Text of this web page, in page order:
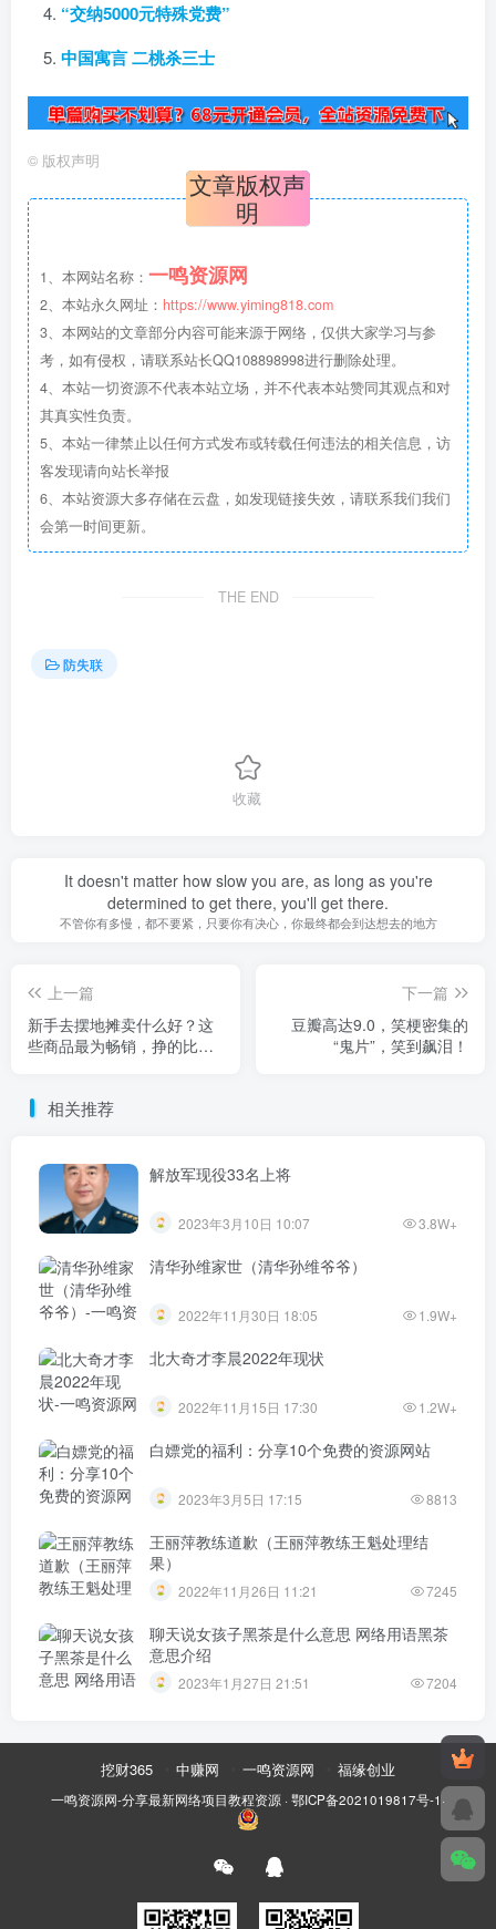
“交纳5000元特殊党费”
中国寓言 二桃杀三士
© 版权声明
文章版权声
明
1、本网站名称： 一鸣资源网
2、本站永久网址： https://www.yiming818.com
3、本网站的文章部分内容可能来源于网络，仅供大家学习与参
考，如有侵权，请联系站长QQ108898998进行删除处理。
4、本站一切资源不代表本站立场，并不代表本站赞同其观点和对
其真实性负责。
5、本站一律禁止以任何方式发布或转载任何违法的相关信息，访
客发现请向站长举报
6、本站资源大多存储在云盘，如发现链接失效，请联系我们我们
会第一时间更新。
THE END
防失联
收藏
It doesn't matter how slow you are, as long as you're
determined to get there, you'll get there.
不管你有多慢，都不要紧，只要你有决心，你最终都会到达想去的地方
上一篇
新手去摆地摊卖什么好？这
些商品最为畅销，挣的比上
下一篇
豆瓣高达9.0，笑梗密集的
“鬼片”，笑到飙泪！
相关推荐
解放军现役33名上将
2023年3月10日 10:07 3.8W+
清华孙维家世（清华孙维爷爷）
2022年11月30日 18:05 1.9W+
北大奇才李晨2022年现状
2022年11月15日 17:30 1.2W+
白嫖党的福利：分享10个免费的资源网站
2023年3月5日 17:15 8813
王丽萍教练道歉（王丽萍教练王魁处理结
果）
2022年11月26日 11:21 7245
聊天说女孩子黑茶是什么意思 网络用语黑茶
意思介绍
2023年1月27日 21:51 7204
挖财365 中赚网 一鸣资源网 福缘创业
一鸣资源网-分享最新网络项目教程资源 · 鄂ICP备2021019817号-1 ·